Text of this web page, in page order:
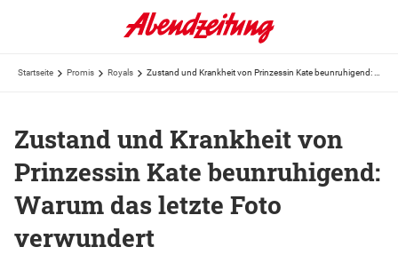
Startseite Promis Royals
Zustand und Krankheit von
Prinzessin Kate beunruhigend:
Warum das letzte Foto
verwundert